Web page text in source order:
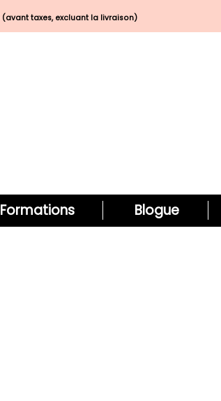
(avant taxes, excluant la livraison)
Formations Blogue